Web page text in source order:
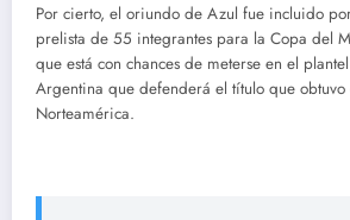
Por cierto, el oriundo de Azul fue incluido
prelista de 55 integrantes para la Copa del
que está con chances de meterse en el
Argentina que defenderá el título que obtuvo
Norteamérica.